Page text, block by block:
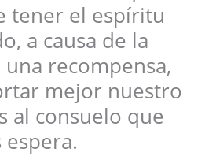
tener el espíritu
a causa de la
recompensa,
mejor nuestro
al consuelo que
espera.